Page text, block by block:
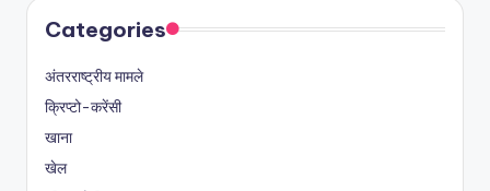
Categories
अंतरराष्ट्रीय मामले
क्रिप्टो-करेंसी
खाना
खेल